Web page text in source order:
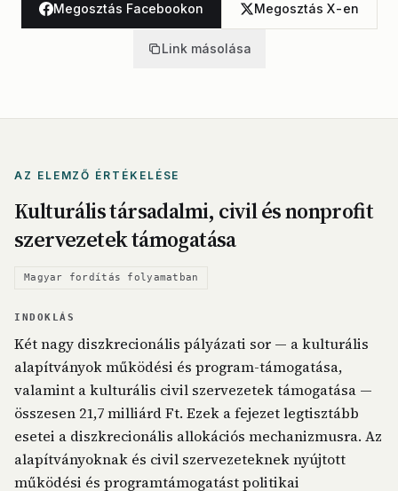
Megosztás Facebookon Megosztás X-en
Link másolása
AZ ELEMZŐ ÉRTÉKELÉSE
Kulturális társadalmi, civil és nonprofit
szervezetek támogatása
Magyar fordítás folyamatban
INDOKLÁS
Két nagy diszkrecionális pályázati sor — a kulturális
alapítványok működési és program-támogatása,
valamint a kulturális civil szervezetek támogatása —
összesen 21,7 milliárd Ft. Ezek a fejezet legtisztább
esetei a diszkrecionális allokációs mechanizmusra. Az
alapítványoknak és civil szervezeteknek nyújtott
működési és programtámogatást politikai